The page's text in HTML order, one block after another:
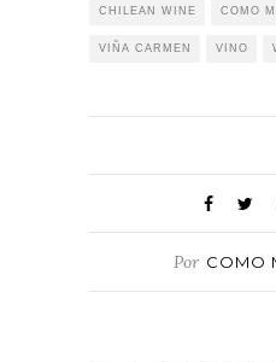
CHILEAN WINE COMO
VIÑA CARMEN VINO
Por COMO